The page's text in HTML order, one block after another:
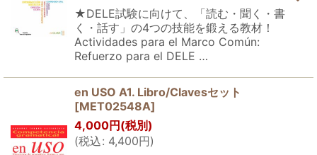
★DELE試験に向けて、「読む・聞く・書
く・話す」の4つの技能を鍛える教材！
Actividades para el Marco Común:
Refuerzo para el DELE …
en USO A1. Libro/Clavesセット
[MET02548A]
4,000円(税別)
(税込: 4,400円)